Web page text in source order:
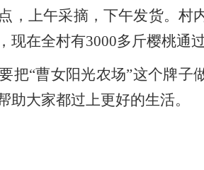
，上午采摘，下午发货。
现在全村有3000多斤樱桃通
把“曹女阳光农场”这个牌子
助大家都过上更好的生活。